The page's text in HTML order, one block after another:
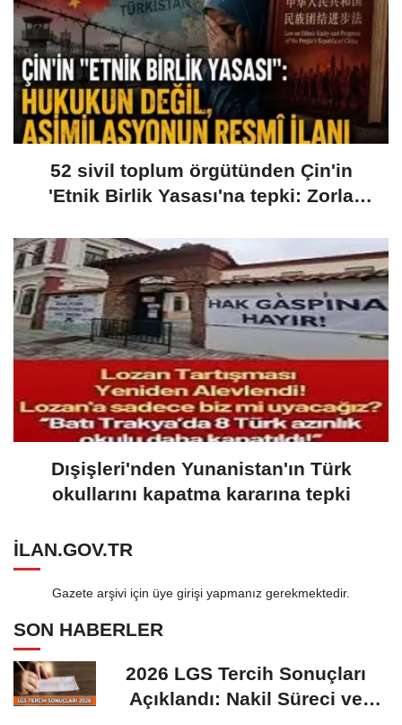
52 sivil toplum örgütünden Çin'in
'Etnik Birlik Yasası'na tepki: Zorla
Dışişleri'nden Yunanistan'ın Türk
okullarını kapatma kararına tepki
ILAN.GOV.TR
Gazete arşivi için üye girişi yapmanız gerekmektedir.
SON HABERLER
2026 LGS Tercih Sonuçları
Açıklandı: Nakil Süreci ve